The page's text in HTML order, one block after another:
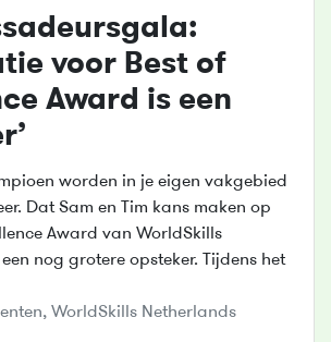
voor Best of
Award is een
worden in je eigen vakgebied
Dat Sam en Tim kans maken op
Award van WorldSkills
nog grotere opsteker. Tijdens het
, WorldSkills Netherlands